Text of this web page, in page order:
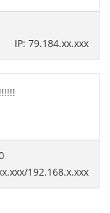
IP: 79.184.xx.xxx
192.168.x.xxx